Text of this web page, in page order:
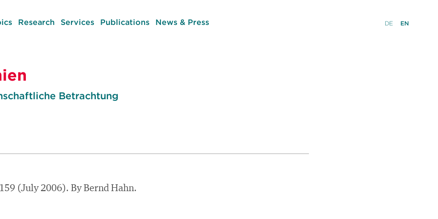
Research Services Publications News & Press DE EN
Betrachtung
(July 2006). By Bernd Hahn.